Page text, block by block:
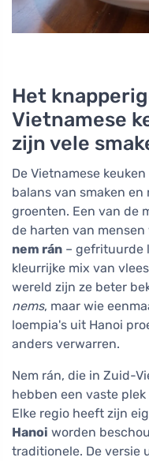
Het
Vietnamese
zijn vele
De Vietnamese
balans van smaken
groenten. Een van de
de harten van
nem rán – gefrituurde
kleurrijke mix van
wereld zijn ze beter
nems, maar wie
loempia's uit Hanoi
anders verwarren.
Nem rán, die in Zuid-
hebben een vaste
Elke regio heeft zijn
Hanoi worden
traditionele. De versie